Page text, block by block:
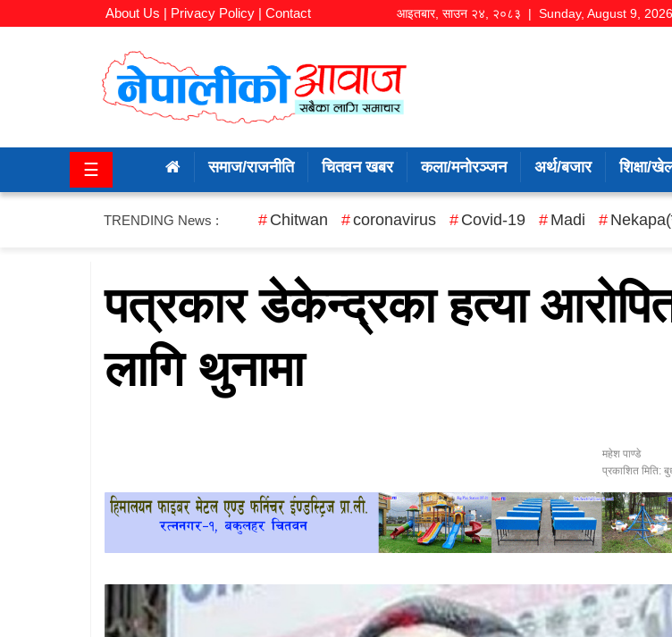
About Us | Privacy Policy | Contact आइतबार, साउन २४, २०८३ | Sunday, August 9, 2026
राजनीति
☰ समाज/राजनीति चितवन खबर कला/मनोरञ्जन अर्थ/बजार शिक्षा/
TRENDING News : Chitwan coronavirus Covid-19 Madi
पत्रकार डेकेन्द्रका हत्या आरोपित
लागि थुनामा
महेश पाण्डे
प्रकाशित मिति: